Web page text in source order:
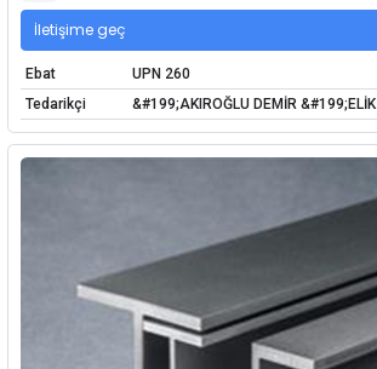
İletişime geç
Ebat
UPN 260
Tedarikçi
&#199;AKIROĞLU DEMİR &#199;ELİK